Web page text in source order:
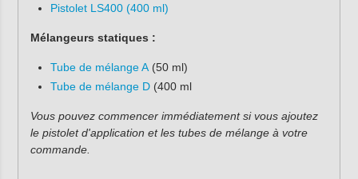
Pistolet LS400 (400 ml)
Mélangeurs statiques :
Tube de mélange A(50 ml)
Tube de mélange D(400 ml
Vous pouvez commencer immédiatement si vous ajoutez
le pistolet d'application et les tubes de mélange à votre
commande.